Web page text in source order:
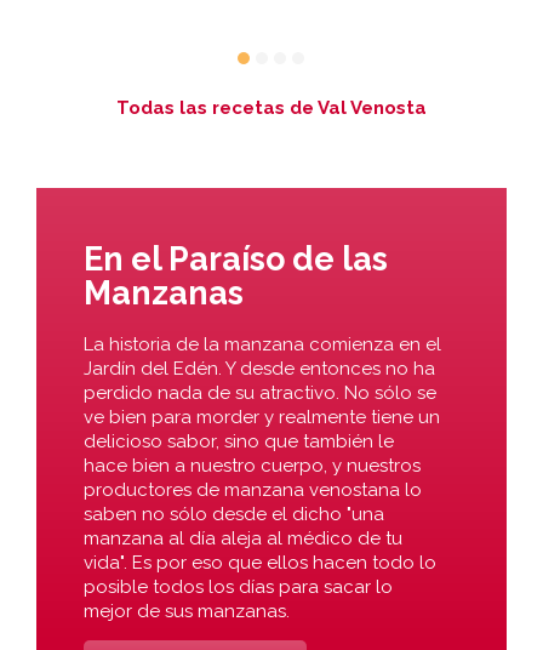
Todas las recetas de Val Venosta
En el Paraíso de las
Manzanas
La historia de la manzana comienza en el
Jardín del Edén. Y desde entonces no ha
perdido nada de su atractivo. No sólo se
ve bien para morder y realmente tiene un
delicioso sabor, sino que también le
hace bien a nuestro cuerpo, y nuestros
productores de manzana venostana lo
saben no sólo desde el dicho "una
manzana al día aleja al médico de tu
vida". Es por eso que ellos hacen todo lo
posible todos los días para sacar lo
mejor de sus manzanas.